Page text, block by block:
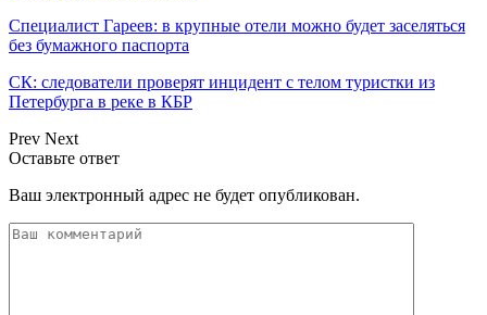
Специалист Гареев: в крупные отели можно будет заселяться
без бумажного паспорта
СК: следователи проверят инцидент с телом туристки из
Петербурга в реке в КБР
Prev Next
Оставьте ответ
Ваш электронный адрес не будет опубликован.